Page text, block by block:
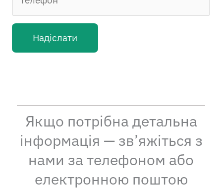
Надіслати
Якщо потрібна детальна
інформація — зв’яжіться з
нами за телефоном або
електронною поштою